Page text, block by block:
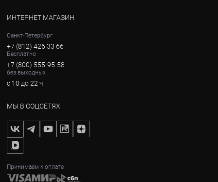
ИНТЕРНЕТ МАГАЗИН
Санкт-Петербург
+7 (812) 426 33 66
Бесплатно
+7 (800) 555-95-58
без выходных
с 10 до 22 ч
МЫ В СОЦСЕТЯХ
Принимаем к оплате